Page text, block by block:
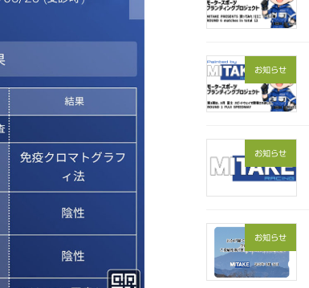
お知らせ
お知らせ
お知らせ